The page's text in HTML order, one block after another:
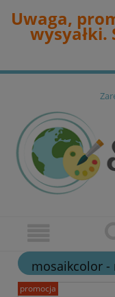
Uwaga,
wysyałki.
mosaikcolor -
promocja